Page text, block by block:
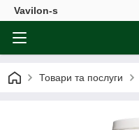
Vavilon-s
Товари та послуги